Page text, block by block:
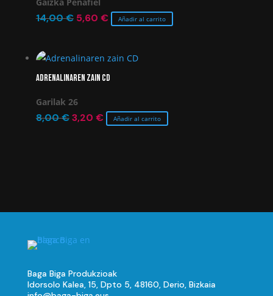
14,00€ El
era:
14,00 €.
5,60 €El
es:
5,60 €.
Añadir al carrito
Adrenalinaren zain CD
Garilak 26
8,00€ El
3,20 €El Añadir al carrito
Baga Biga Produkzioak
Idorsolo Kalea, 15, Dpto 5, 48160, Derio, Bizkaia